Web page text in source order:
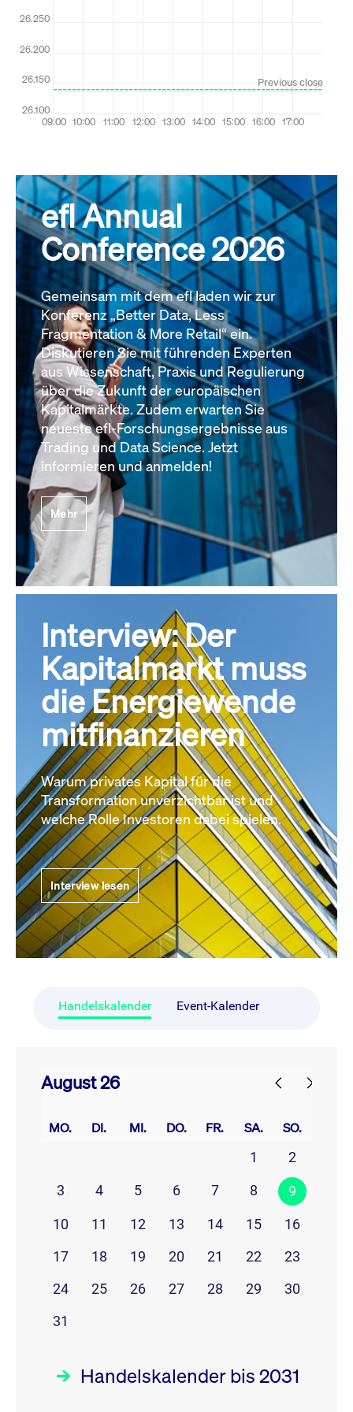
efl Annual
Conference 2026
Gemeinsam mit dem efl laden wir zur
Konferenz „Better Data, Less
Fragmentation & More Retail“ ein.
Diskutieren Sie mit führenden Experten
aus Wissenschaft, Praxis und Regulierung
über die Zukunft der europäischen
Kapitalmärkte. Zudem erwarten Sie
neueste efl-Forschungsergebnisse aus
Trading und Data Science. Jetzt
informieren und anmelden!
Mehr
Interview: Der
Kapitalmarkt muss
die Energiewende
mitfinanzieren
Warum privates Kapital für die
Transformation unverzichtbar ist und
welche Rolle Investoren dabei spielen.
Interview lesen
Handelskalender Event-Kalender
August 26
MO. DI. MI. DO. FR. SA. SO.
1
2
3
4 5 6 7 8 9
10 11 12 13 14 15
16
17
18 19 20 21 22
23
24
25 26 27 28 29
30
31
Handelskalender bis 2031